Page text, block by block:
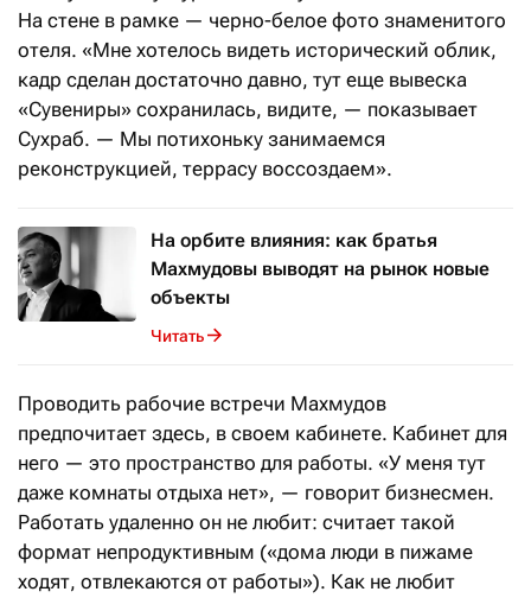
На стене в рамке — черно-белое фото знаменитого
отеля. «Мне хотелось видеть исторический облик,
кадр сделан достаточно давно, тут еще вывеска
«Сувениры» сохранилась, видите, — показывает
Сухраб. — Мы потихоньку занимаемся
реконструкцией, террасу воссоздаем».
На орбите влияния: как братья
Махмудовы выводят на рынок новые
объекты
Читать
Проводить рабочие встречи Махмудов
предпочитает здесь, в своем кабинете. Кабинет для
него — это пространство для работы. «У меня тут
даже комнаты отдыха нет», — говорит бизнесмен.
Работать удаленно он не любит: считает такой
формат непродуктивным («дома люди в пижаме
ходят, отвлекаются от работы»). Как не любит